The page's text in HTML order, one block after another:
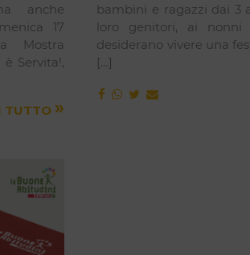
anche
17
Mostra
Servita!,
TUTTO »
bambini e ragazzi dai 3
loro genitori, ai
desiderano vivere una
[…]